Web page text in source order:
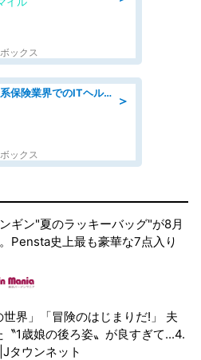
ックス
＞
ヘルプデスク/外資系保険業界でのITヘルプデスク業務/駅近/即日勤務可/ヘルプデスク
ックス
ギン"夏のラッキーバッグ"が8月
Pensta史上最も豪華な7点入り
世界」「冒険のはじまりだ!」 夫
〝1歳娘の後ろ姿〟が良すぎて...4.
タウンネット